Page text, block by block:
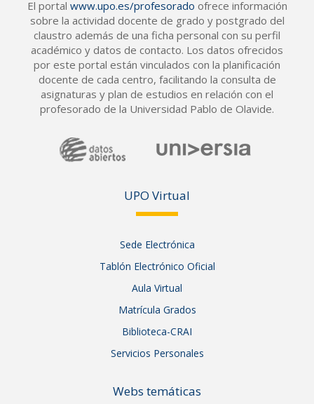
El portal www.upo.es/profesorado ofrece información
sobre la actividad docente de grado y postgrado del
claustro además de una ficha personal con su perfil
académico y datos de contacto. Los datos ofrecidos
por este portal están vinculados con la planificación
docente de cada centro, facilitando la consulta de
asignaturas y plan de estudios en relación con el
profesorado de la Universidad Pablo de Olavide.
UPO Virtual
Sede Electrónica
Tablón Electrónico Oficial
Aula Virtual
Matrícula Grados
Biblioteca-CRAI
Servicios Personales
Webs temáticas